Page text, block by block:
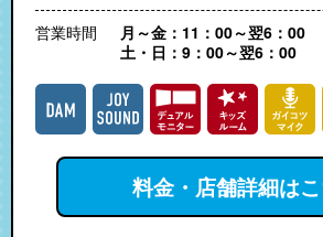
営業時間
月～金：11：00～翌6：00
土・日：9：00～翌6：00
料金・店舗詳細は